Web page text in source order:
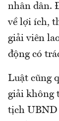
nhân dân.
về lợi ích,
giải viên
động có
Luật cũng
giải không
tịch UBND